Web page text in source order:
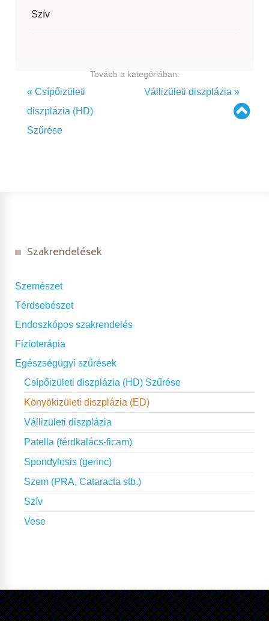
Szív
Tovább a kategóriában:
« Csípőizületi
diszplázia (HD)
Szűrése
Vállizületi diszplázia »
Szakrendelések
Szemészet
Térdsebészet
Endoszkópos szakrendelés
Fizioterápia
Egészségügyi szűrések
Csípőizületi diszplázia (HD) Szűrése
Könyökizületi diszplázia (ED)
Vállizületi diszplázia
Patella (térdkalács-ficam)
Spondylosis (gerinc)
Szem (PRA, Cataracta stb.)
Szív
Vese